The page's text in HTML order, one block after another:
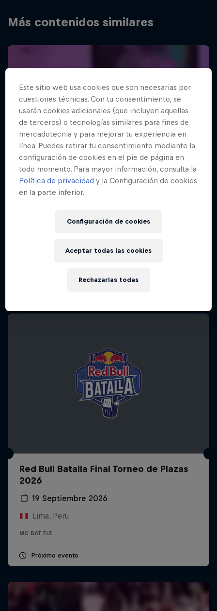
Más contenidos similares
Red Bull Batalla Final Torneo de Plazas
2026
19 Septiembre 2026
Lima, Peru
MC BATTLE
Próximo evento
Este sitio web usa cookies que son necesarias por
cuestiones técnicas. Con tu consentimiento, se
usarán cookies adicionales (que incluyen aquellas
de terceros) o tecnologías similares para fines de
mercadotecnia y para mejorar tu experiencia en
línea. Puedes retirar tu consentimiento mediante la
configuración de cookies en el pie de página en
todo momento. Para mayor información, consulta la
Política de privacidad y la Configuración de cookies
en la parte inferior.
Configuración de cookies
Rechazarlas todas
Aceptar todas las cookies